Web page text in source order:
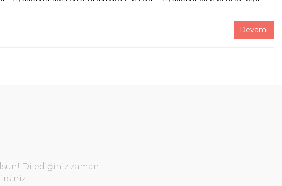
Devamı
Dilediğiniz zaman